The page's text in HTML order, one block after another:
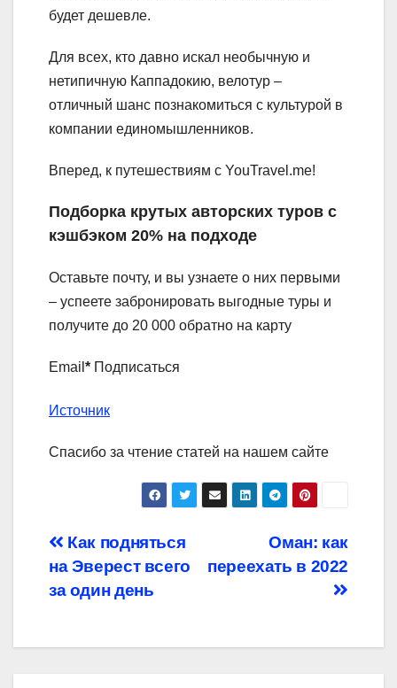
будет дешевле.
Для всех, кто давно искал необычную и
нетипичную Каппадокию, велотур –
отличный шанс познакомиться с культурой в
компании единомышленников.
Вперед, к путешествиям с YouTravel.me!
Подборка крутых авторских туров с
кэшбэком 20% на подходе
Оставьте почту, и вы узнаете о них первыми
– успеете забронировать выгодные туры и
получите до 20 000 обратно на карту
Email * Подписаться
Источник
Спасибо за чтение статей на нашем сайте
Навигация
по
Оман: как
переехать в 2022
Как подняться
на Эверест всего
за один день